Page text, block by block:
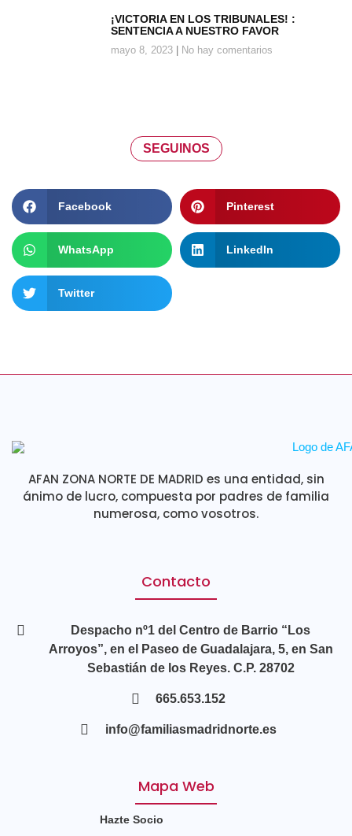
¡VICTORIA EN LOS TRIBUNALES! :
SENTENCIA A NUESTRO FAVOR
mayo 8, 2023 No hay comentarios
SEGUINOS
Facebook Pinterest
WhatsApp LinkedIn
Twitter
AFAN ZONA NORTE DE MADRID es una entidad, sin
ánimo de lucro, compuesta por padres de familia
numerosa, como vosotros.
Contacto
Despacho nº1 del Centro de Barrio “Los
Arroyos”, en el Paseo de Guadalajara, 5, en San
Sebastián de los Reyes. C.P. 28702
665.653.152
info@familiasmadridnorte.es
Mapa Web
Hazte Socio